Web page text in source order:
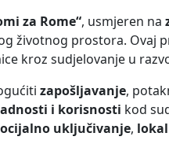
za Rome“, usmjeren na
životnog prostora. Ovaj
kroz sudjelovanje u
zapošljavanje,
i korisnosti kod
uključivanje,